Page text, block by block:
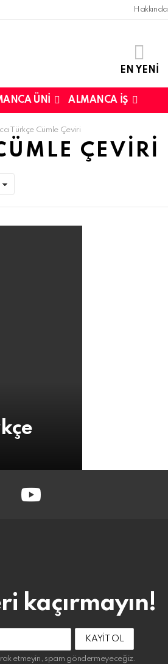
Hakkında
EN YENI
ÜNI ALMANCA İŞ
Türkçe Cümle Çeviri
ÇEVIRI
youtube
kaçırmayın!
etmeyin, spam göndermeyeceğiz.